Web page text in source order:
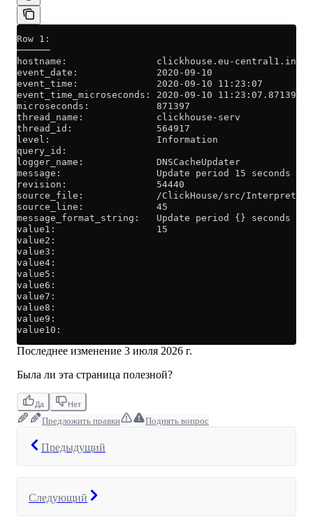
Row 1:
──────
hostname:                clickhouse.eu-
event_date:              2020-09-10
event_time:              2020-09-10 11:23:07
event_time_microseconds: 2020-09-10 11:23:07.871397
microseconds:            871397
thread_name:             clickhouse-serv
thread_id:               564917
level:                   Information
query_id:
logger_name:             DNSCacheUpdater
message:                 Update period 15 seconds
revision:                54440
source_file:             /ClickHouse/src/Interpreters/
source_line:             45
message_format_string:   Update period {} seconds
value1:                  15
value2:
value3:
value4:
value5:
value6:
value7:
value8:
value9:
value10:
Последнее изменение 3 июля 2026 г.
Была ли эта страница полезной?
Да Нет
Предложить правки Поднять вопрос
Предыдущий
Следующий